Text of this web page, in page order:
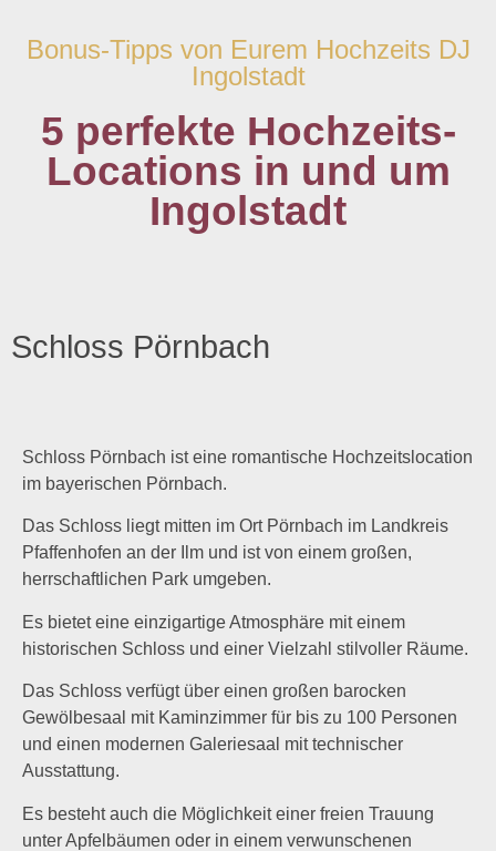
Bonus-Tipps von Eurem Hochzeits DJ
Ingolstadt
5 perfekte Hochzeits-
Locations in und um
Ingolstadt
Schloss Pörnbach
Schloss Pörnbach ist eine romantische Hochzeitslocation
im bayerischen Pörnbach.
Das Schloss liegt mitten im Ort Pörnbach im Landkreis
Pfaffenhofen an der Ilm und ist von einem großen,
herrschaftlichen Park umgeben.
Es bietet eine einzigartige Atmosphäre mit einem
historischen Schloss und einer Vielzahl stilvoller Räume.
Das Schloss verfügt über einen großen barocken
Gewölbesaal mit Kaminzimmer für bis zu 100 Personen
und einen modernen Galeriesaal mit technischer
Ausstattung.
Es besteht auch die Möglichkeit einer freien Trauung
unter Apfelbäumen oder in einem verwunschenen